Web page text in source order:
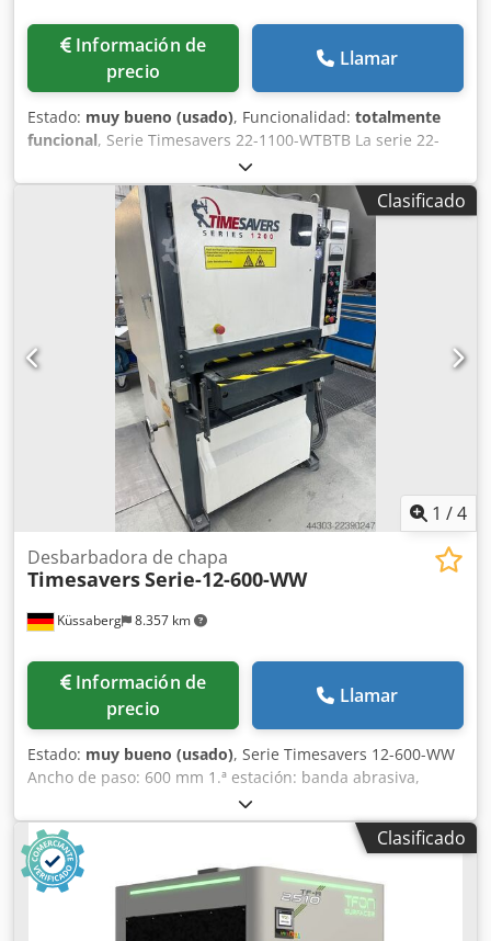
Información de
precio
Llamar
Estado: muy bueno (usado), Funcionalidad: totalmente
funcional, Serie Timesavers 22-1100-WTBTB La serie 22-
1100-WTBTB, con un ancho de paso de 1100 mm y una
abertura de mesa de 0,8 a 100 mm, y gracias a sus 3
estaciones, es ideal para el procesamiento de piezas
cortadas con láser, punzonadas, con chorro de agua o
plasma. Con la estación de lijado con banda, se pueden
eliminar las rebabas y los bordes sobresalientes. A
continuación, con los cepillos de disco, se redondean
ligeramente los bordes. Para lograr un resultado uniforme,
hemos incorporado dos estaciones de cepillado oscilantes,
en las que los cepillos de disco giran alternativamente
hacia la izquierda y hacia la derecha. Gracias al sistema de
cambio rápido de bandas y cepillos, el reajuste de la
máquina se realiza en pocos pasos. Dcodpfx Apjznlxrsnjk
La cinta de transporte, así como todas las demás
estaciones, tienen control de frecuencia y, por lo tanto, se
puede ajustar la velocidad de forma continua.
Clasificado
1 /4
Küssaberg 8.357 km
Desbarbadora de chapa
TimesaversSerie-12-600-WW
Información de
precio
Llamar
Estado: muy bueno (usado), Serie Timesavers 12-600-WW
Ancho de paso: 600 mm 1.ª estación: banda abrasiva,
prelijado, eliminación de rebabas y aristas elevadas.
Dedpsznltiefx Apnock 2.ª estación: banda abrasiva/banda
de lijado, lijado final, acabado de la superficie. La serie 12-
600-WW es ideal para desbarbar y lijar chapa de hasta 100
mm de espesor. Gracias a las dos estaciones de bandas
abrasivas, se obtiene un lijado uniforme y limpio en la
Clasificado